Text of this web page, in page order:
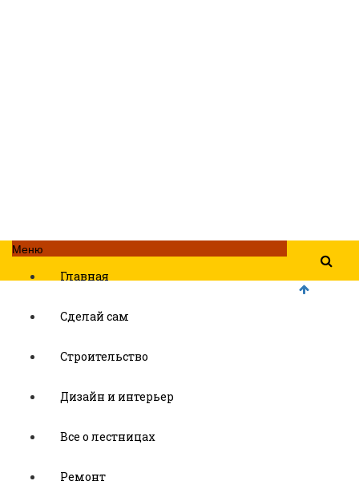
Меню
Главная
Сделай сам
Строительство
Дизайн и интерьер
Все о лестницах
Ремонт